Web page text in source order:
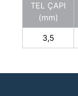
TEL ÇAPI
(mm)
3,5